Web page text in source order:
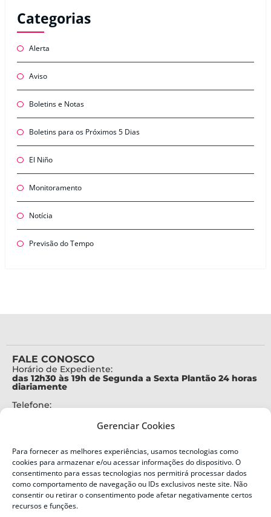
Gerenciar Cookies
Para fornecer as melhores experiências, usamos tecnologias como
cookies para armazenar e/ou acessar informações do dispositivo. O
consentimento para essas tecnologias nos permitirá processar dados
como comportamento de navegação ou IDs exclusivos neste site. Não
consentir ou retirar o consentimento pode afetar negativamente certos
recursos e funções.
Categorias
Alerta
Aviso
Boletins e Notas
Boletins para os Próximos 5 Dias
El Niño
Monitoramento
Notícia
Previsão do Tempo
FALE CONOSCO
Horário de Expediente:
das 12h30 às 19h de Segunda a Sexta Plantão 24 horas
diariamente
Telefone:
Alertas Defesa Civil:
SMS 40199
ENDEREÇO
Defesa Civil do Estado de Santa Catarina